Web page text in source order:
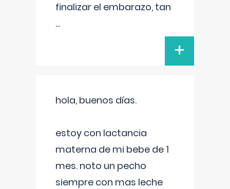
finalizar el embarazo, tan
...
+
hola, buenos días.
estoy con lactancia
materna de mi bebe de 1
mes. noto un pecho
siempre con mas leche